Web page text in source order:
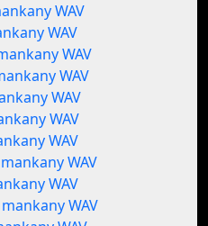
WAV
WAV
WAV
WAV
WAV
WAV
WAV
WAV
WAV
WAV